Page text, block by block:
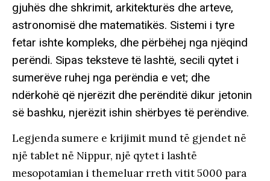
gjuhës dhe shkrimit, arkitekturës dhe arteve,
astronomisë dhe matematikës. Sistemi i tyre
fetar ishte kompleks, dhe përbëhej nga njëqind
perëndi. Sipas teksteve të lashtë, secili qytet i
sumerëve ruhej nga perëndia e vet; dhe
ndërkohë që njerëzit dhe perënditë dikur jetonin
së bashku, njerëzit ishin shërbyes të perëndive.
Legjenda sumere e krijimit mund të gjendet në
një tablet në Nippur, një qytet i lashtë
mesopotamian i themeluar rreth vitit 5000 para